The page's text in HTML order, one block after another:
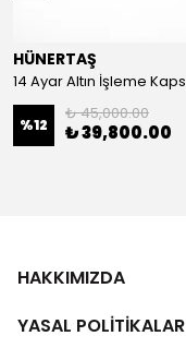
HÜNERTAŞ
%12
₺ 45,000.00
₺ 39,800.00
HAKKIMIZDA
YASAL POLİTİKALAR